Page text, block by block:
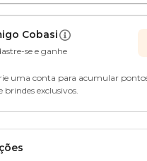
Cobasi
se e ganhe
uma conta para acumular
brindes exclusivos.